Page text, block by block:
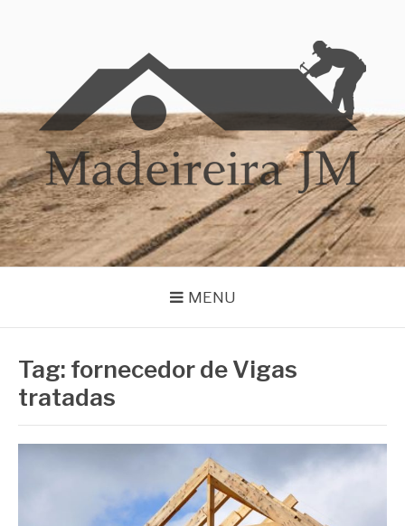
MADEIREIRA JM
Blog Madeireira JM
MENU
Tag: fornecedor de Vigas
tratadas